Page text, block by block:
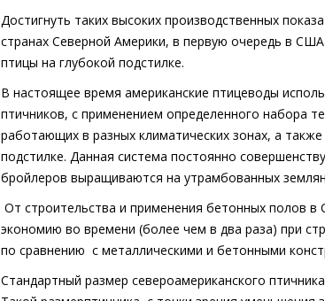
Достигнуть таких высоких производственных
странах Северной Америки, в первую очередь в
птицы на глубокой подстилке.
В настоящее время американские птицеводы
птичников, с применением определенного набора
работающих в разных климатических зонах, а
подстилке. Данная система постоянно
бройлеров выращиваются на утрамбованных
От строительства и применения бетонных полов в
экономию во времени (более чем в два раза) при
по сравнению с металлическими и бетонными
Стандартный размер североамериканского